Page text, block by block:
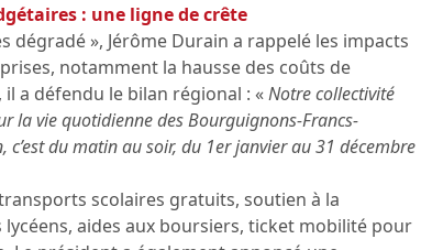
: une ligne de crête
», Jérôme Durain a rappelé les impacts
notamment la hausse des coûts de
il a défendu le bilan régional : «Notre collectivité
la vie quotidienne des Bourguignons-Francs-
c’est du matin au soir, du 1er janvier au 31 décembre
scolaires gratuits, soutien à la
aides aux boursiers, ticket mobilité pour